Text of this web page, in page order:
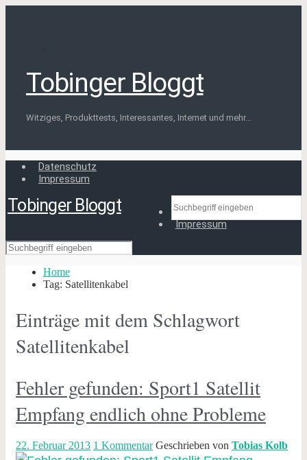
Tobinger Bloggt
Witziges, Produkttests, Interessantes, Internet und mehr...
Datenschutz
Impressum
Tobinger Bloggt
Datenschutz
Impressum
Home
Tag: Satellitenkabel
Einträge mit dem Schlagwort
Satellitenkabel
Fehler gefunden: Sport1 Satellit
Empfang endlich ohne Probleme
22. Februar 2013 1 Kommentar Geschrieben von Tobias Kolb